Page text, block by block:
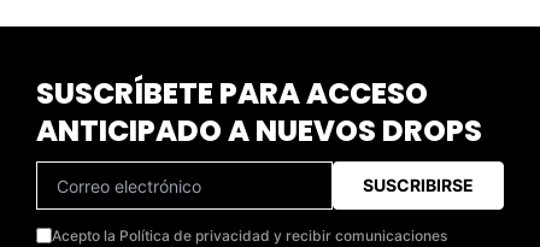
SUSCRÍBETE PARA ACCESO
ANTICIPADO A NUEVOS DROPS
SUSCRIBIRSE
Acepto la Política de privacidad y recibir comunicaciones